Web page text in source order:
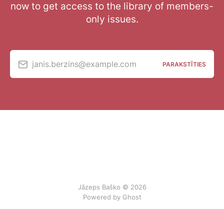
now to get access to the library of members-
only issues.
janis.berzins@example.com PARAKSTĪTIES
Jāzeps Baško © 2026
Powered by Ghost